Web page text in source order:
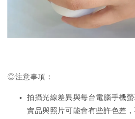
◎注意事項：
拍攝光線差異與每台電腦手機
實品與照片可能會有些許色差，